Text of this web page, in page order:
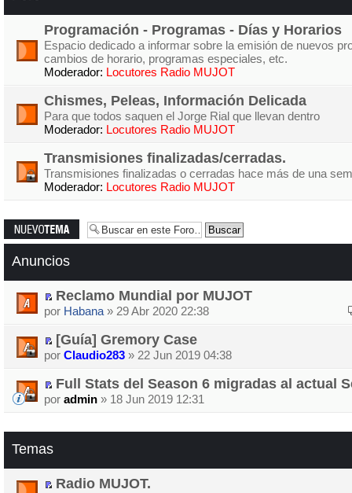
Programación - Programas - Días y Horarios
Espacio dedicado a informar sobre la emisión de nuevos
cambios de horario, programas especiales, etc.
Moderador: Locutores Radio MUJOT
Chismes, Peleas, Información Delicada
Para que todos saquen el Jorge Rial que llevan dentro
Moderador: Locutores Radio MUJOT
Transmisiones finalizadas/cerradas.
Transmisiones finalizadas o cerradas hace más de una
Moderador: Locutores Radio MUJOT
Publicar un
nuevo tema
Anuncios
Reclamo Mundial por MUJOT
por Habana » 29 Abr 2020 22:38
[Guía] Gremory Case
por Claudio283 » 22 Jun 2019 04:38
Full Stats del Season 6 migradas al actual
por admin » 18 Jun 2019 12:31
Temas
Radio MUJOT.